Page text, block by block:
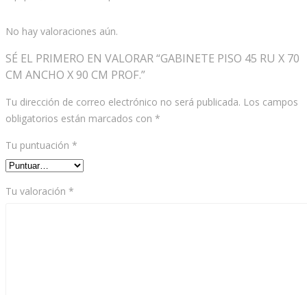
No hay valoraciones aún.
SÉ EL PRIMERO EN VALORAR “GABINETE PISO 45 RU X 70
CM ANCHO X 90 CM PROF.”
Tu dirección de correo electrónico no será publicada. Los campos
obligatorios están marcados con *
Tu puntuación *
Tu valoración *